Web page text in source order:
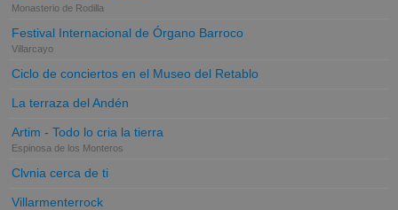
Monasterio de Rodilla
Festival Internacional de Órgano Barroco
Villarcayo
Ciclo de conciertos en el Museo del Retablo
La terraza del Andén
Artim - Todo lo cria la tierra
Espinosa de los Monteros
Clvnia cerca de ti
Villarmenterrock